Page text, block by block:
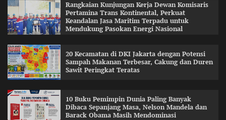
Rangkaian Kunjungan Kerja Dewan Komisaris
Pertamina Trans Kontinental, Perkuat
Keandalan Jasa Maritim Terpadu untuk
Mendukung Pasokan Energi Nasional
20 Kecamatan di DKI Jakarta dengan Potensi
Sampah Makanan Terbesar, Cakung dan Duren
Sawit Peringkat Teratas
10 Buku Pemimpin Dunia Paling Banyak
Dibaca Sepanjang Masa, Nelson Mandela dan
Barack Obama Masih Mendominasi